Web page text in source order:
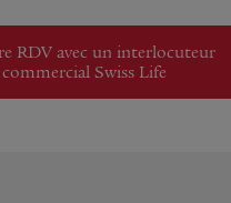
RDV avec un interlocuteur
commercial Swiss Life